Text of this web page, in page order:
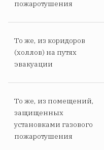
пожаротушения
То же, из коридоров
(холлов) на путях
эвакуации
То же, из помещений,
защищенных
установками газового
пожаротушения